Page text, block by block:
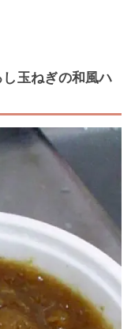
し玉ねぎの和風ハ